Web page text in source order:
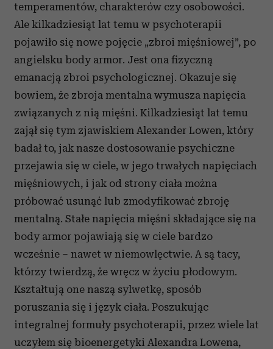
temperamentów, charakterów czy osobowości.
Ale kilkadziesiąt lat temu w psychoterapii
pojawiło się nowe pojęcie „zbroi mięśniowej”, po
angielsku body armor. Jest ona fizyczną
emanacją zbroi psychologicznej. Okazuje się
bowiem, że zbroja mentalna wymusza napięcia
związanych z nią mięśni. Kilkadziesiąt lat temu
zajął się tym zjawiskiem Alexander Lowen, który
badał to, jak nasze dostosowanie psychiczne
przejawia się w ciele, w jego trwałych napięciach
mięśniowych, i jak od strony ciała można
próbować usunąć lub zmodyfikować zbroję
mentalną. Stałe napięcia mięśni składające się na
body armor pojawiają się w ciele bardzo
wcześnie – nawet w niemowlęctwie. A są tacy,
którzy twierdzą, że wręcz w życiu płodowym.
Kształtują one naszą sylwetkę, sposób
poruszania się i język ciała. Poszukując
integralnej formuły psychoterapii, przez wiele lat
uczyłem się bioenergetyki Alexandra Lowena,